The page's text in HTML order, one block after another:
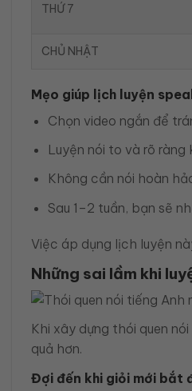
THỨ 7
CHỦ NHẬT
Mẹo giúp lịch luyện
Chọn video ngắn để
Luyện nói to và rõ ràng
Không cần nói hoàn
Sau 1–2 tuần, bạn sẽ
Việc áp dụng lịch luyện
Những sai lầm khi
Khi xây dựng thói quen
quả hơn.
Đợi đến khi giỏi mới bắt